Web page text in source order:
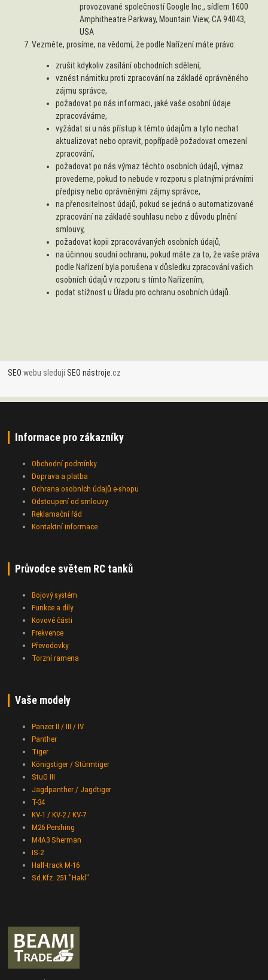
provozované společností Google Inc., sídlem 1600
Amphitheatre Parkway, Mountain View, CA 94043,
USA
Vezměte, prosíme, na vědomí, že podle Nařízení máte právo:
zrušit kdykoliv zasílání obchodních sdělení,
vznést námitku proti zpracování na základě oprávněného
zájmu správce,
požadovat po nás informaci, jaké vaše osobní údaje
zpracováváme,
vyžádat si u nás přístup k těmto údajům a tyto nechat
aktualizovat nebo opravit, popřípadě požadovat omezení
zpracování,
požadovat po nás výmaz těchto osobních údajů, výmaz
provedeme, pokud to nebude v rozporu s platnými právními
předpisy nebo oprávněnými zájmy správce,
na přenositelnost údajů, pokud se jedná o automatizované
zpracování na základě souhlasu nebo z důvodu plnění
smlouvy,
požadovat kopii zpracovávaných osobních údajů,
na účinnou soudní ochranu, pokud máte za to, že vaše práva
podle Nařízení byla porušena v důsledku zpracování vašich
osobních údajů v rozporu s tímto Nařízením,
podat stížnost u Úřadu pro ochranu osobních údajů.
SEO webu sledujíSEO nástroje .cz
Informace pro zákazníky
Obchodní podmínky
Doprava a platba
Ochrana osobních údajů e-shopu
Odstoupení od smlouvy
Reklamační řád
Kontaktní informace
Průvodce světem RC tanků
Bojový systém
Funkce a díly
Kovové části
Frekvence
Převodovky
Torzní ramena
Vaše modely
Panzer II / III / IV
Panther
Tiger
Königstiger / Stürmtiger
StuG III
Jagdpanther / Jagdtiger
T-34
KV-1 / KV-2 / KV-7
M26 Pershing
M4A3 Sherman
IS-2
Half-track M-16
Sd.Kfz. 251 "Hakl"